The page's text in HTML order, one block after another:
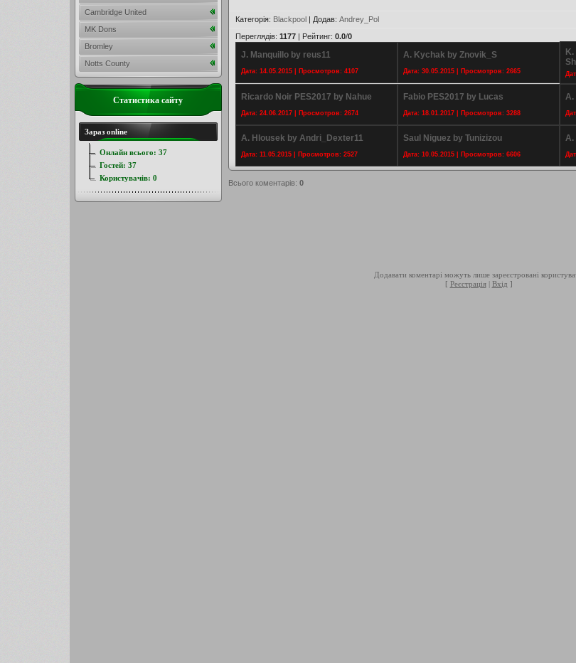
Категорія: Blackpool| Додав: Andrey_Pol
Переглядів: 1177| Рейтинг: 0.0/0
J. Manquillo by reus11
Дата: 14.05.2015 | Просмотров: 4107
A. Kychak by Znovik_S
Дата: 30.05.2015 | Просмотров: 2665
Ricardo Noir PES2017 by Nahue
Дата: 24.06.2017 | Просмотров: 2674
Fabio PES2017 by Lucas
Дата: 18.01.2017 | Просмотров: 3288
A.
A. Hlousek by Andri_Dexter11
Дата: 11.05.2015 | Просмотров: 2527
Saul Niguez by Tunizizou
Дата: 10.05.2015 | Просмотров: 6606
A.
Всього коментарів: 0
Додавати коментарі можуть лише зареєстровані
[ Реєстрація| Вхід ]
Cambridge United
MK Dons
Bromley
Notts County
Статистика сайту
Зараз online
Онлайн всього: 37
Гостей: 37
Користувачів: 0